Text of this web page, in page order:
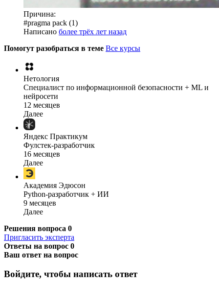
Причина:
#pragma pack (1)
Написано более трёх лет назад
Помогут разобраться в теме Все курсы
Нетология
Специалист по информационной безопасности + ML и
нейросети
12 месяцев
Далее
Яндекс Практикум
Фулстек-разработчик
16 месяцев
Далее
Академия Эдюсон
Python-разработчик + ИИ
9 месяцев
Далее
Решения вопроса 0
Пригласить эксперта
Ответы на вопрос 0
Ваш ответ на вопрос
Войдите, чтобы написать ответ